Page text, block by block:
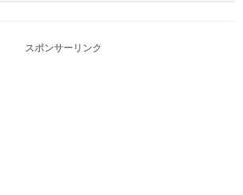
スポンサーリンク